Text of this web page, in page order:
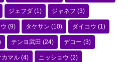
ジェフダ (1) ジャネフ (3)
(9) タケサン (10) ダイコウ (1)
テンヨ武田 (24) デコー (3)
カマル (4) ニッショウ (2)